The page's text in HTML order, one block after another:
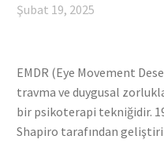
Şubat 19, 2025
EMDR (Eye Movement
travma ve duygusal
bir psikoterapi tekniğidir.
Shapiro tarafından